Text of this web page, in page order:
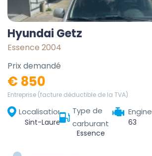
Hyundai Getz
Essence 2004
Prix demandé
€ 850
Entreprise (facture déductible de la TVA)
Localisation
Sint-Laureins, Eeklo, Oost-Vlaanderen, 9980, België
Type de
carburant
Essence
Engine
63